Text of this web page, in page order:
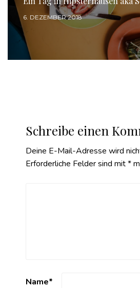
6. DEZEMBER 2018
Schreibe einen
Deine E-Mail-Adresse wird
Erforderliche Felder sind mit*
Name*